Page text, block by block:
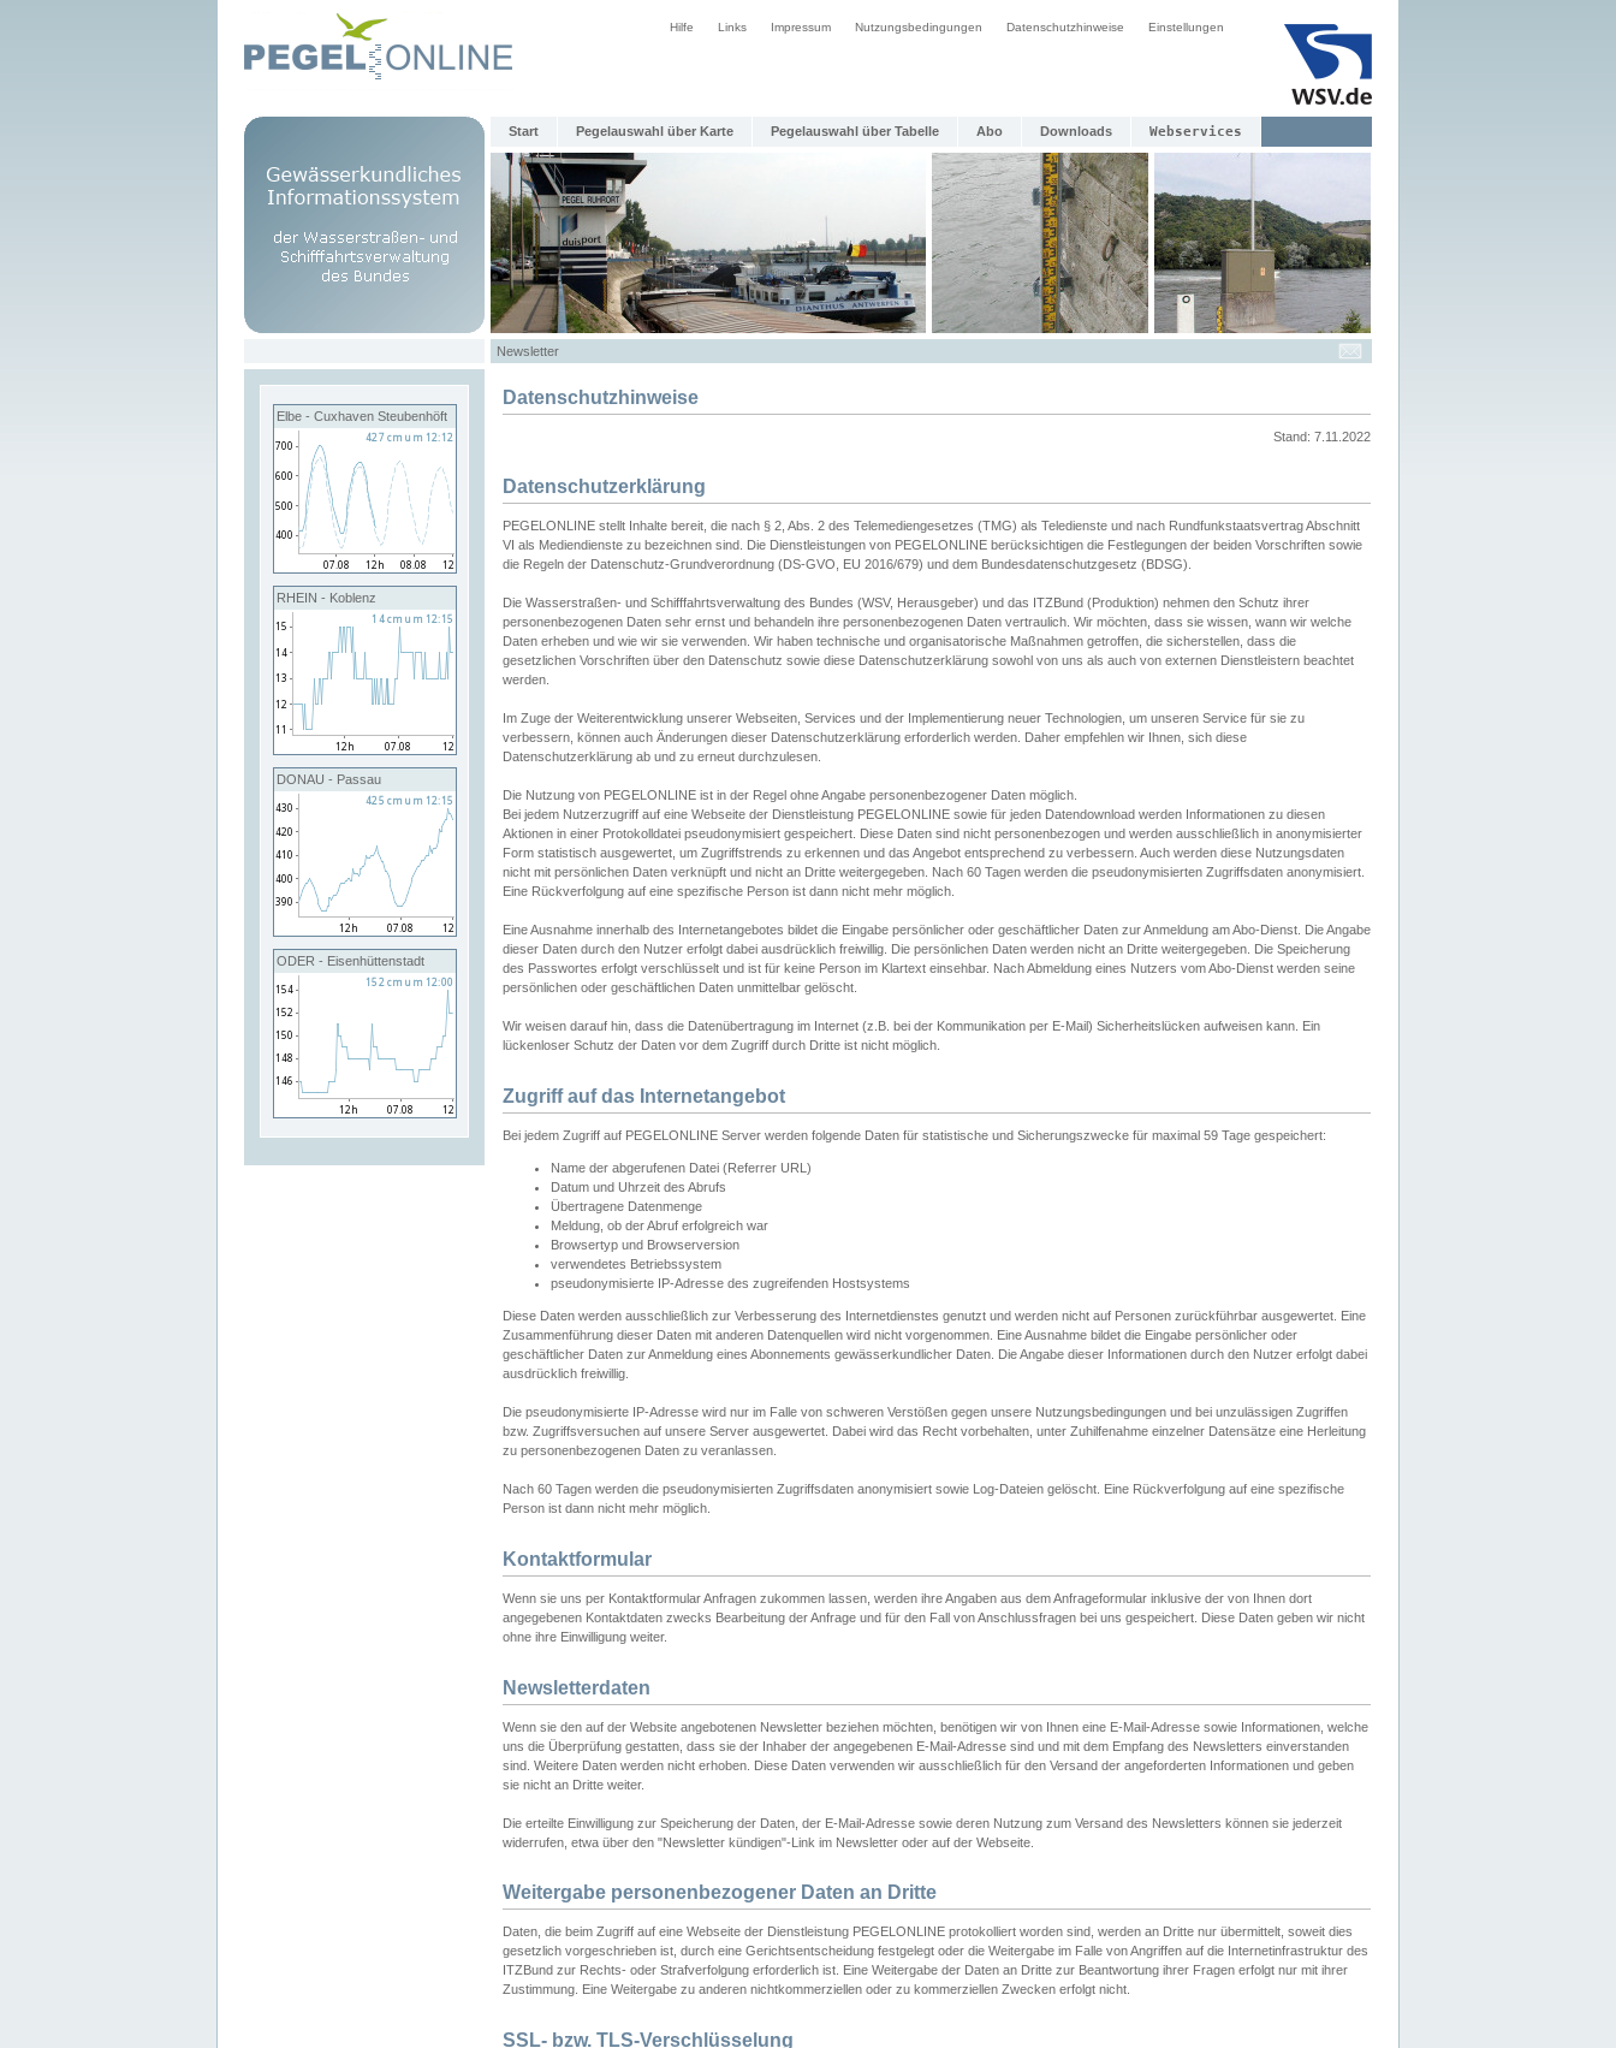
Hilfe Links Impressum Nutzungsbedingungen Datenschutzhinweise Einstellungen
Start Pegelauswahl über Karte Pegelauswahl über Tabelle Abo Downloads Webservices
Newsletter
Elbe - Cuxhaven Steubenhöft
RHEIN - Koblenz
DONAU - Passau
ODER - Eisenhüttenstadt
Datenschutzhinweise
Stand: 7.11.2022
Datenschutzerklärung
PEGELONLINE stellt Inhalte bereit, die nach § 2, Abs. 2 des Telemediengesetzes (TMG) als Teledienste und nach Rundfunkstaatsvertrag Abschnitt
VI als Mediendienste zu bezeichnen sind. Die Dienstleistungen von PEGELONLINE berücksichtigen die Festlegungen der beiden Vorschriften sowie
die Regeln der Datenschutz-Grundverordnung (DS-GVO, EU 2016/679) und dem Bundesdatenschutzgesetz (BDSG).
Die Wasserstraßen- und Schifffahrtsverwaltung des Bundes (WSV, Herausgeber) und das ITZBund (Produktion) nehmen den Schutz ihrer
personenbezogenen Daten sehr ernst und behandeln ihre personenbezogenen Daten vertraulich. Wir möchten, dass sie wissen, wann wir welche
Daten erheben und wie wir sie verwenden. Wir haben technische und organisatorische Maßnahmen getroffen, die sicherstellen, dass die
gesetzlichen Vorschriften über den Datenschutz sowie diese Datenschutzerklärung sowohl von uns als auch von externen Dienstleistern beachtet
werden.
Im Zuge der Weiterentwicklung unserer Webseiten, Services und der Implementierung neuer Technologien, um unseren Service für sie zu
verbessern, können auch Änderungen dieser Datenschutzerklärung erforderlich werden. Daher empfehlen wir Ihnen, sich diese
Datenschutzerklärung ab und zu erneut durchzulesen.
Die Nutzung von PEGELONLINE ist in der Regel ohne Angabe personenbezogener Daten möglich.
Bei jedem Nutzerzugriff auf eine Webseite der Dienstleistung PEGELONLINE sowie für jeden Datendownload werden Informationen zu diesen
Aktionen in einer Protokolldatei pseudonymisiert gespeichert. Diese Daten sind nicht personenbezogen und werden ausschließlich in anonymisierter
Form statistisch ausgewertet, um Zugriffstrends zu erkennen und das Angebot entsprechend zu verbessern. Auch werden diese Nutzungsdaten
nicht mit persönlichen Daten verknüpft und nicht an Dritte weitergegeben. Nach 60 Tagen werden die pseudonymisierten Zugriffsdaten anonymisiert.
Eine Rückverfolgung auf eine spezifische Person ist dann nicht mehr möglich.
Eine Ausnahme innerhalb des Internetangebotes bildet die Eingabe persönlicher oder geschäftlicher Daten zur Anmeldung am Abo-Dienst. Die Angabe
dieser Daten durch den Nutzer erfolgt dabei ausdrücklich freiwillig. Die persönlichen Daten werden nicht an Dritte weitergegeben. Die Speicherung
des Passwortes erfolgt verschlüsselt und ist für keine Person im Klartext einsehbar. Nach Abmeldung eines Nutzers vom Abo-Dienst werden seine
persönlichen oder geschäftlichen Daten unmittelbar gelöscht.
Wir weisen darauf hin, dass die Datenübertragung im Internet (z.B. bei der Kommunikation per E-Mail) Sicherheitslücken aufweisen kann. Ein
lückenloser Schutz der Daten vor dem Zugriff durch Dritte ist nicht möglich.
Zugriff auf das Internetangebot
Bei jedem Zugriff auf PEGELONLINE Server werden folgende Daten für statistische und Sicherungszwecke für maximal 59 Tage gespeichert:
Name der abgerufenen Datei (Referrer URL)
Datum und Uhrzeit des Abrufs
Übertragene Datenmenge
Meldung, ob der Abruf erfolgreich war
Browsertyp und Browserversion
verwendetes Betriebssystem
pseudonymisierte IP-Adresse des zugreifenden Hostsystems
Diese Daten werden ausschließlich zur Verbesserung des Internetdienstes genutzt und werden nicht auf Personen zurückführbar ausgewertet. Eine
Zusammenführung dieser Daten mit anderen Datenquellen wird nicht vorgenommen. Eine Ausnahme bildet die Eingabe persönlicher oder
geschäftlicher Daten zur Anmeldung eines Abonnements gewässerkundlicher Daten. Die Angabe dieser Informationen durch den Nutzer erfolgt dabei
ausdrücklich freiwillig.
Die pseudonymisierte IP-Adresse wird nur im Falle von schweren Verstößen gegen unsere Nutzungsbedingungen und bei unzulässigen Zugriffen
bzw. Zugriffsversuchen auf unsere Server ausgewertet. Dabei wird das Recht vorbehalten, unter Zuhilfenahme einzelner Datensätze eine Herleitung
zu personenbezogenen Daten zu veranlassen.
Nach 60 Tagen werden die pseudonymisierten Zugriffsdaten anonymisiert sowie Log-Dateien gelöscht. Eine Rückverfolgung auf eine spezifische
Person ist dann nicht mehr möglich.
Kontaktformular
Wenn sie uns per Kontaktformular Anfragen zukommen lassen, werden ihre Angaben aus dem Anfrageformular inklusive der von Ihnen dort
angegebenen Kontaktdaten zwecks Bearbeitung der Anfrage und für den Fall von Anschlussfragen bei uns gespeichert. Diese Daten geben wir nicht
ohne ihre Einwilligung weiter.
Newsletterdaten
Wenn sie den auf der Website angebotenen Newsletter beziehen möchten, benötigen wir von Ihnen eine E-Mail-Adresse sowie Informationen, welche
uns die Überprüfung gestatten, dass sie der Inhaber der angegebenen E-Mail-Adresse sind und mit dem Empfang des Newsletters einverstanden
sind. Weitere Daten werden nicht erhoben. Diese Daten verwenden wir ausschließlich für den Versand der angeforderten Informationen und geben
sie nicht an Dritte weiter.
Die erteilte Einwilligung zur Speicherung der Daten, der E-Mail-Adresse sowie deren Nutzung zum Versand des Newsletters können sie jederzeit
widerrufen, etwa über den "Newsletter kündigen"-Link im Newsletter oder auf der Webseite.
Weitergabe personenbezogener Daten an Dritte
Daten, die beim Zugriff auf eine Webseite der Dienstleistung PEGELONLINE protokolliert worden sind, werden an Dritte nur übermittelt, soweit dies
gesetzlich vorgeschrieben ist, durch eine Gerichtsentscheidung festgelegt oder die Weitergabe im Falle von Angriffen auf die Internetinfrastruktur des
ITZBund zur Rechts- oder Strafverfolgung erforderlich ist. Eine Weitergabe der Daten an Dritte zur Beantwortung ihrer Fragen erfolgt nur mit ihrer
Zustimmung. Eine Weitergabe zu anderen nichtkommerziellen oder zu kommerziellen Zwecken erfolgt nicht.
SSL- bzw. TLS-Verschlüsselung